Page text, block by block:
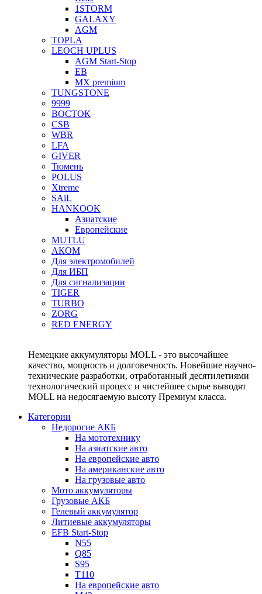
1STORM
GALAXY
AGM
TOPLA
LEOCH UPLUS
AGM Start-Stop
EB
MX premium
TUNGSTONE
9999
ВОСТОК
CSB
WBR
LFA
GIVER
Тюмень
POLUS
Xtreme
SAiL
HANKOOK
Азиатские
Европейские
MUTLU
АКОМ
Для электромобилей
Для ИБП
Для сигнализации
TIGER
TURBO
ZORG
RED ENERGY
Немецкие аккумуляторы MOLL - это высочайшее
качество, мощность и долговечность. Новейшие научно-
технические разработки, отработанный десятилетиями
технологический процесс и чистейшее сырье выводят
MOLL на недосягаемую высоту Премиум класса.
Категории
Недорогие АКБ
На мототехнику
На азиатские авто
На европейские авто
На американские авто
На грузовые авто
Мото аккумуляторы
Грузовые АКБ
Гелевый аккумулятор
Литиевые аккумуляторы
EFB Start-Stop
N55
Q85
S95
T110
На европейские авто